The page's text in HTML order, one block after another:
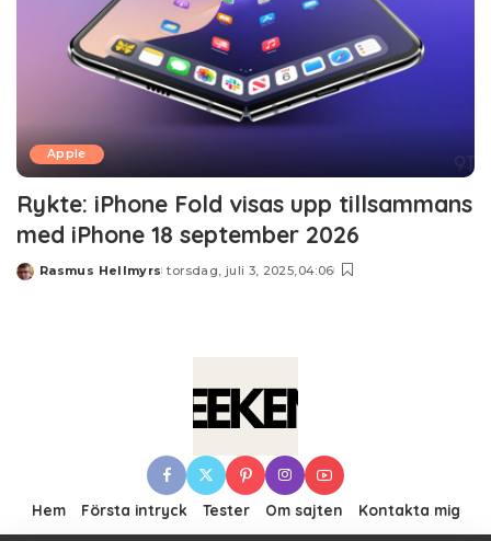
Apple
Rykte: iPhone Fold visas upp tillsammans
med iPhone 18 september 2026
Posted
Rasmus Hellmyrs torsdag, juli 3, 2025,04:06
Hem Första intryck Tester Om sajten Kontakta mig